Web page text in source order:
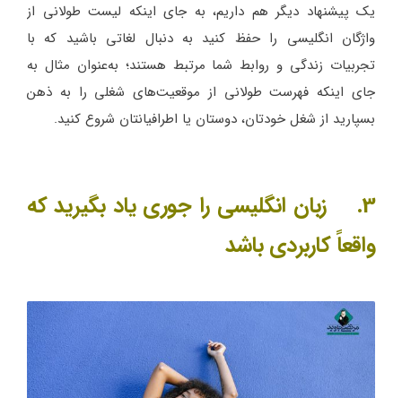
یک پیشنهاد دیگر هم داریم، به جای اینکه لیست طولانی از
واژگان انگلیسی را حفظ کنید به دنبال لغاتی باشید که با
تجربیات زندگی و روابط شما مرتبط هستند؛ به‌عنوان مثال به
جای اینکه فهرست طولانی از موقعیت‌های شغلی را به ذهن
بسپارید از شغل خودتان، دوستان یا اطرافیانتان شروع کنید.
3. زبان انگلیسی را جوری یاد بگیرید که
واقعاً کاربردی باشد